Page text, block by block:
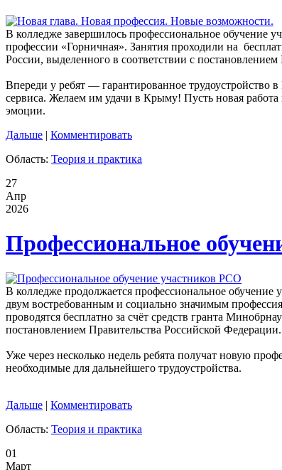
В колледже завершилось профессиональное обучение
профессии «Горничная». Занятия проходили на
России, выделенного в соответствии с
Впереди у ребят — гарантированное трудоустройство
сервиса. Желаем им удачи в Крыму! Пусть новая
эмоции.
Дальше | Комментировать
Область: Теория и практика
27
Апр
2026
Профессиональное
В колледже продолжается профессиональное обучение
двум востребованным и социально значимым
проводятся бесплатно за счёт средств гранта
постановлением Правительства Российской Федерации.
Уже через несколько недель ребята получат новую
необходимые для дальнейшего трудоустройства.
Дальше | Комментировать
Область: Теория и практика
01
Март